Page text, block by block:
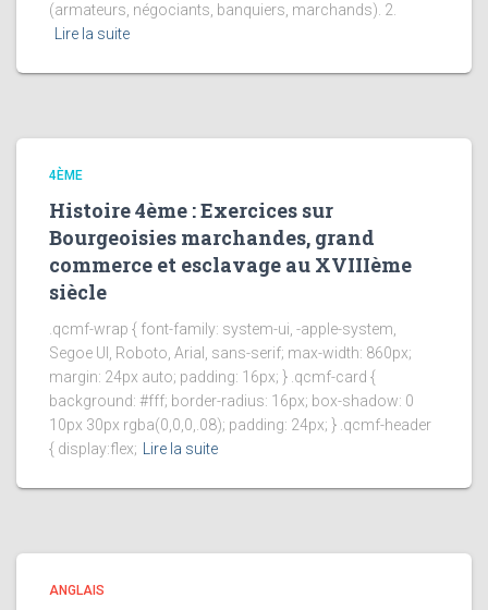
(armateurs, négociants, banquiers, marchands). 2.
Lire la suite
4ÈME
Histoire 4ème : Exercices sur
Bourgeoisies marchandes, grand
commerce et esclavage au XVIIIème
siècle
.qcmf-wrap { font-family: system-ui, -apple-system,
Segoe UI, Roboto, Arial, sans-serif; max-width: 860px;
margin: 24px auto; padding: 16px; } .qcmf-card {
background: #fff; border-radius: 16px; box-shadow: 0
10px 30px rgba(0,0,0,.08); padding: 24px; } .qcmf-header
{ display:flex;
Lire la suite
ANGLAIS